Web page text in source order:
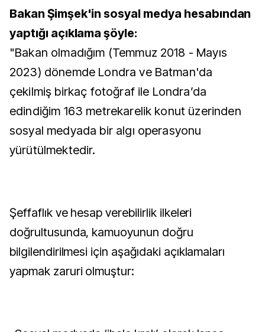
Bakan Şimşek'in sosyal medya hesabından
yaptığı açıklama şöyle:
"Bakan olmadığım (Temmuz 2018 - Mayıs
2023) dönemde Londra ve Batman'da
çekilmiş birkaç fotoğraf ile Londra’da
edindiğim 163 metrekarelik konut üzerinden
sosyal medyada bir algı operasyonu
yürütülmektedir.
Şeffaflık ve hesap verebilirlik ilkeleri
doğrultusunda, kamuoyunun doğru
bilgilendirilmesi için aşağıdaki açıklamaları
yapmak zaruri olmuştur: